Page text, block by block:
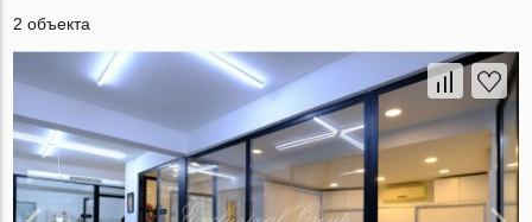
2 объекта